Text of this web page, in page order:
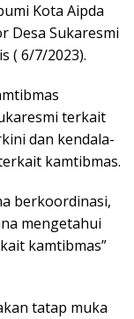
Kota Aipda
Desa Sukaresmi
( 6/7/2023).
terkait
dan kendala-
kamtibmas.
berkoordinasi,
mengetahui
kamtibmas”
tatap muka